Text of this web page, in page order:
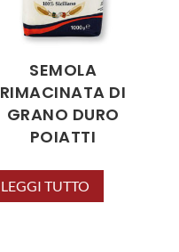
SEMOLA
RIMACINATA DI
GRANO DURO
POIATTI
LEGGI TUTTO